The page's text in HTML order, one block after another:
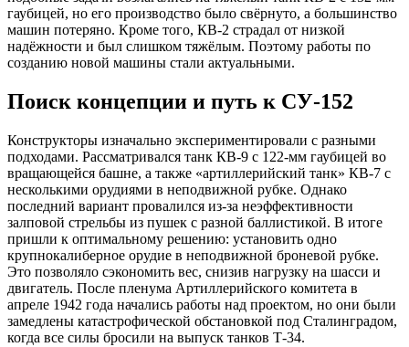
гаубицей, но его производство было свёрнуто, а большинство
машин потеряно. Кроме того, КВ-2 страдал от низкой
надёжности и был слишком тяжёлым. Поэтому работы по
созданию новой машины стали актуальными.
Поиск концепции и путь к СУ-152
Конструкторы изначально экспериментировали с разными
подходами. Рассматривался танк КВ-9 с 122-мм гаубицей во
вращающейся башне, а также «артиллерийский танк» КВ-7 с
несколькими орудиями в неподвижной рубке. Однако
последний вариант провалился из-за неэффективности
залповой стрельбы из пушек с разной баллистикой. В итоге
пришли к оптимальному решению: установить одно
крупнокалиберное орудие в неподвижной броневой рубке.
Это позволяло сэкономить вес, снизив нагрузку на шасси и
двигатель. После пленума Артиллерийского комитета в
апреле 1942 года начались работы над проектом, но они были
замедлены катастрофической обстановкой под Сталинградом,
когда все силы бросили на выпуск танков Т-34.